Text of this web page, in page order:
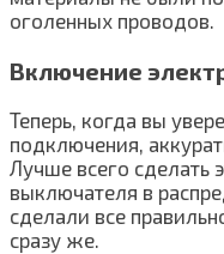
оголенных проводов.
Включение
Теперь, когда вы
подключения,
Лучше всего сделать
выключателя в
сделали все
сразу же.